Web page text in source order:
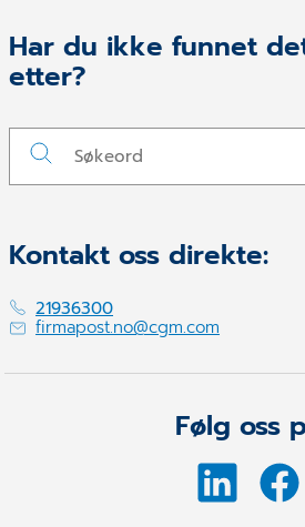
Har du ikke funnet
etter?
Kontakt oss direkte:
21936300
firmapost.no@cgm.com
Følg oss